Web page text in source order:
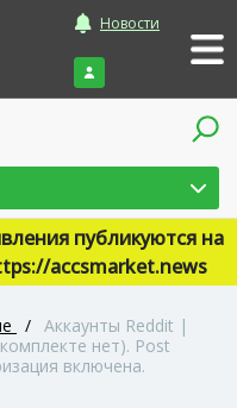
Новости
Войти
публикуются на
accsmarket.news
/ Аккаунты Reddit |
нет). Post
включена.